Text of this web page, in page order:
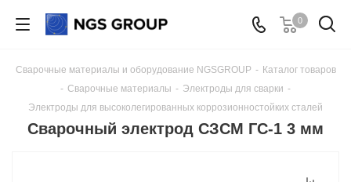
0
Сварочные материалы и оборудование NGSGROUP - Каталог товаров
- Сварочные материалы - Электроды для сварки -
Электроды для высоколегированных коррозионностойких сталей
Сварочный электрод СЗСМ ГС-1 3 мм